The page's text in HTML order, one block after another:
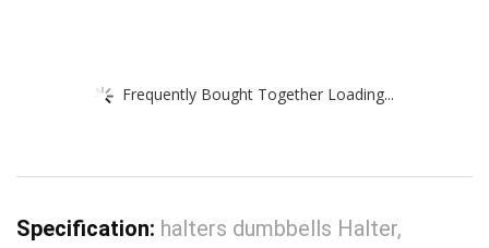
Frequently Bought Together Loading...
Specification: halters dumbbells Halter,